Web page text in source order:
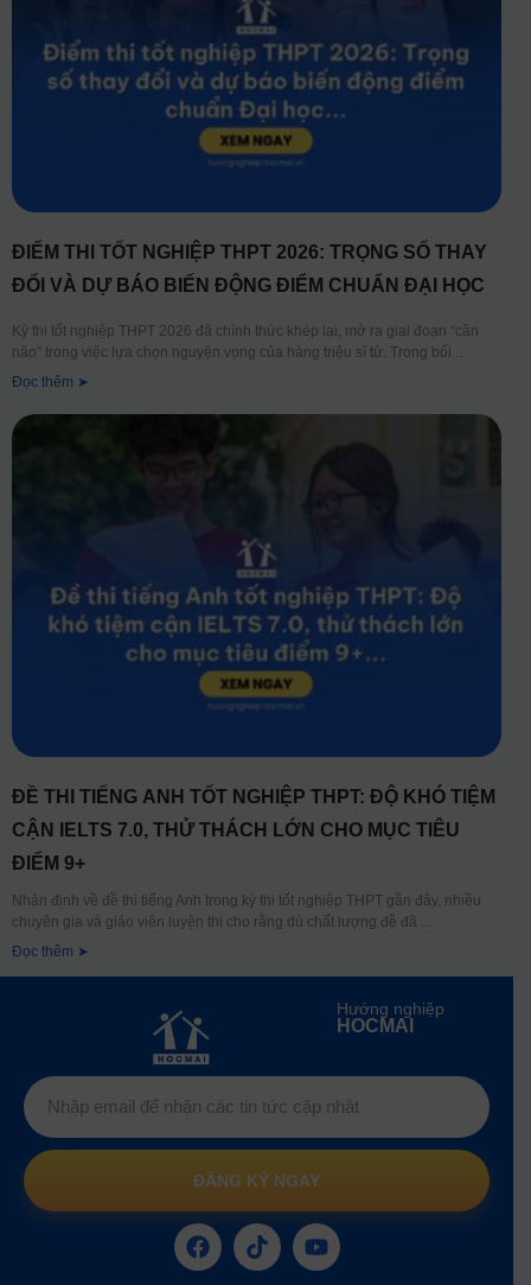
ĐIỂM THI TỐT NGHIỆP THPT 2026: TRỌNG SỐ THAY
ĐỔI VÀ DỰ BÁO BIẾN ĐỘNG ĐIỂM CHUẨN ĐẠI HỌC
Kỳ thi tốt nghiệp THPT 2026 đã chính thức khép lại, mở ra giai đoạn “cân
não” trong việc lựa chọn nguyện vọng của hàng triệu sĩ tử. Trong bối
Đọc thêm ➤
ĐỀ THI TIẾNG ANH TỐT NGHIỆP THPT: ĐỘ KHÓ TIỆM
CẬN IELTS 7.0, THỬ THÁCH LỚN CHO MỤC TIÊU
ĐIỂM 9+
Nhận định về đề thi tiếng Anh trong kỳ thi tốt nghiệp THPT gần đây, nhiều
chuyên gia và giáo viên luyện thi cho rằng dù chất lượng đề đã
Đọc thêm ➤
Hướng nghiệp
HOCMAI
ĐĂNG KÝ NGAY